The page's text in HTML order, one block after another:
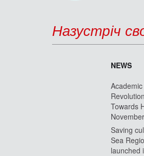
Назустріч
NEWS
Towards
Saving
Sea
launched